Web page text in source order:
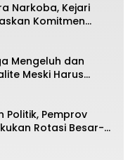
Narkoba, Kejari
Komitmen
Tuntas
Mengeluh dan
Meski Harus
Politik, Pemprov
Rotasi Besar-